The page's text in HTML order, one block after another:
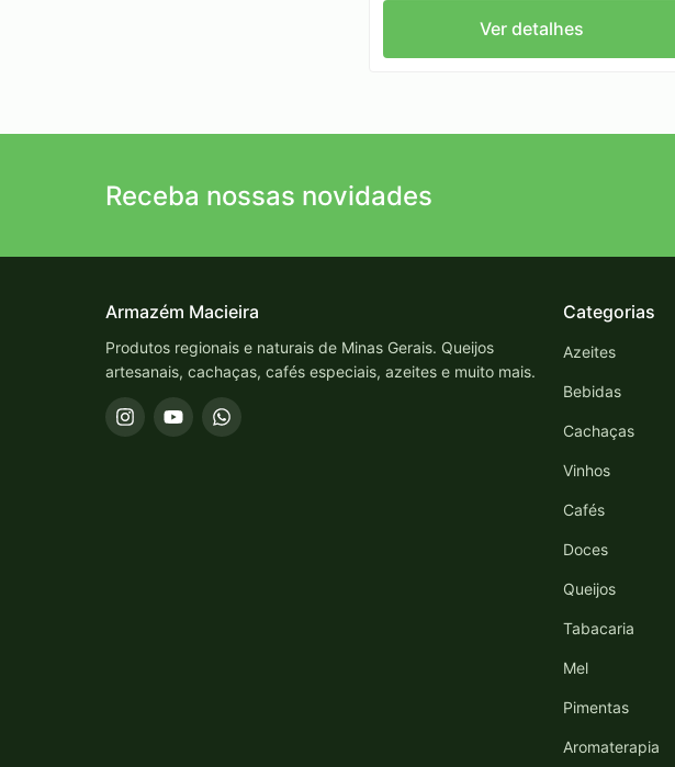
Ver detalhes
Receba nossas novidades
Armazém Macieira
Produtos regionais e naturais de Minas Gerais. Queijos
artesanais, cachaças, cafés especiais, azeites e muito mais.
Categorias
Azeites
Bebidas
Cachaças
Vinhos
Cafés
Doces
Queijos
Tabacaria
Mel
Pimentas
Aromaterapia